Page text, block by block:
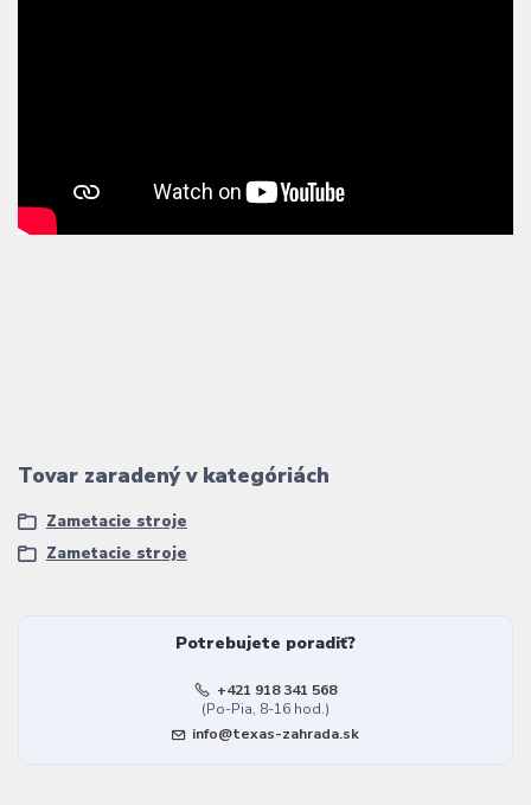
Tovar zaradený v kategóriách
Zametacie stroje
Zametacie stroje
Potrebujete poradiť?
+421 918 341 568
(Po-Pia, 8-16 hod.)
info@texas-zahrada.sk